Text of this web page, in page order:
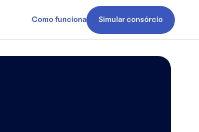
Como funciona Simular consórcio